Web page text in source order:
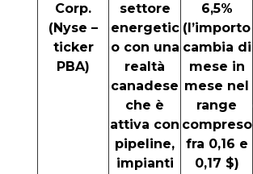
Corp.
(Nyse –
ticker
PBA)
settore
energetic
o con una
realtà
canadese
che è
attiva con
pipeline,
impianti
6,5%
(l’importo
cambia di
mese in
mese nel
range
compreso
fra 0,16 e
0,17 $)